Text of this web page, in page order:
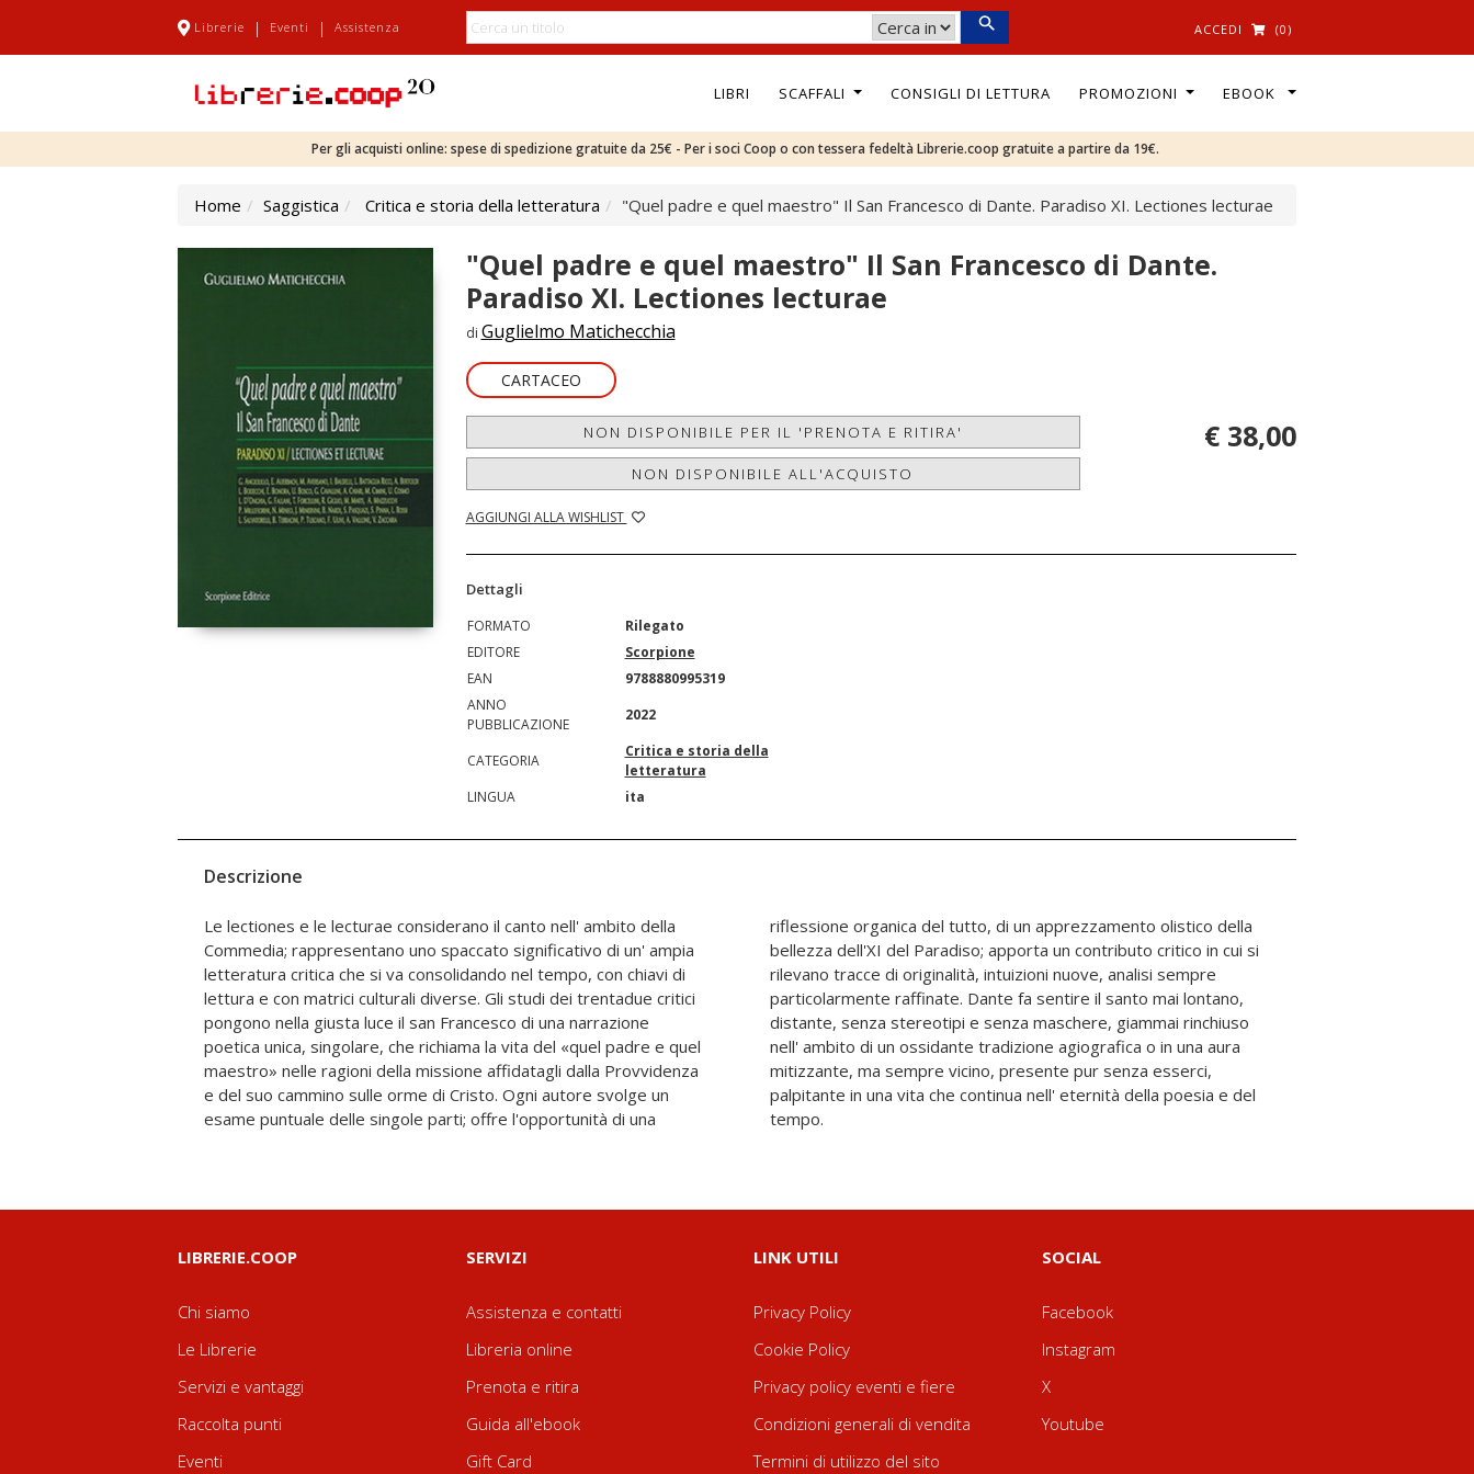
Librerie | Eventi | Assistenza ACCEDI (0)
LIBRI SCAFFALI CONSIGLI DI LETTURA PROMOZIONI EBOOK
Per gli acquisti online: spese di spedizione gratuite da 25€ - Per i soci Coop o con tessera fedeltà Librerie.coop gratuite a partire da 19€.
Home Saggistica Critica e storia della letteratura "Quel padre e quel maestro" Il San Francesco di Dante. Paradiso XI. Lectiones lecturae
"Quel padre e quel maestro" Il San Francesco di Dante.
Paradiso XI. Lectiones lecturae
di Guglielmo Matichecchia
CARTACEO
NON DISPONIBILE PER IL 'PRENOTA E RITIRA'
NON DISPONIBILE ALL'ACQUISTO
AGGIUNGI ALLA WISHLIST
€ 38,00
Dettagli
FORMATO
Rilegato
EDITORE
Scorpione
EAN
9788880995319
ANNO
PUBBLICAZIONE
2022
CATEGORIA
Critica e storia della
letteratura
LINGUA
ita
Descrizione
Le lectiones e le lecturae considerano il canto nell' ambito della
Commedia; rappresentano uno spaccato significativo di un' ampia
letteratura critica che si va consolidando nel tempo, con chiavi di
lettura e con matrici culturali diverse. Gli studi dei trentadue critici
pongono nella giusta luce il san Francesco di una narrazione
poetica unica, singolare, che richiama la vita del «quel padre e quel
maestro» nelle ragioni della missione affidatagli dalla Provvidenza
e del suo cammino sulle orme di Cristo. Ogni autore svolge un
esame puntuale delle singole parti; offre l'opportunità di una
riflessione organica del tutto, di un apprezzamento olistico della
bellezza dell'XI del Paradiso; apporta un contributo critico in cui si
rilevano tracce di originalità, intuizioni nuove, analisi sempre
particolarmente raffinate. Dante fa sentire il santo mai lontano,
distante, senza stereotipi e senza maschere, giammai rinchiuso
nell' ambito di un ossidante tradizione agiografica o in una aura
mitizzante, ma sempre vicino, presente pur senza esserci,
palpitante in una vita che continua nell' eternità della poesia e del
tempo.
LIBRERIE.COOP
Chi siamo
Le Librerie
Servizi e vantaggi
Raccolta punti
Eventi
SERVIZI
Assistenza e contatti
Libreria online
Prenota e ritira
Guida all'ebook
Gift Card
LINK UTILI
Privacy Policy
Cookie Policy
Privacy policy eventi e fiere
Condizioni generali di vendita
Termini di utilizzo del sito
SOCIAL
Facebook
Instagram
X
Youtube